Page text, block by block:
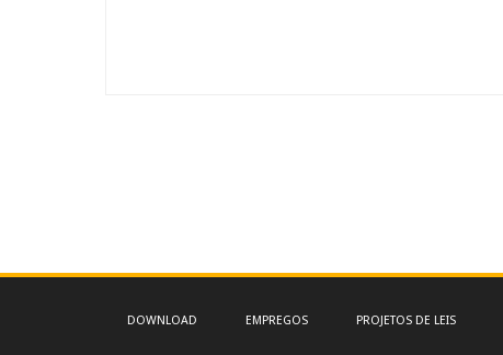
DOWNLOAD EMPREGOS PROJETOS DE LEIS